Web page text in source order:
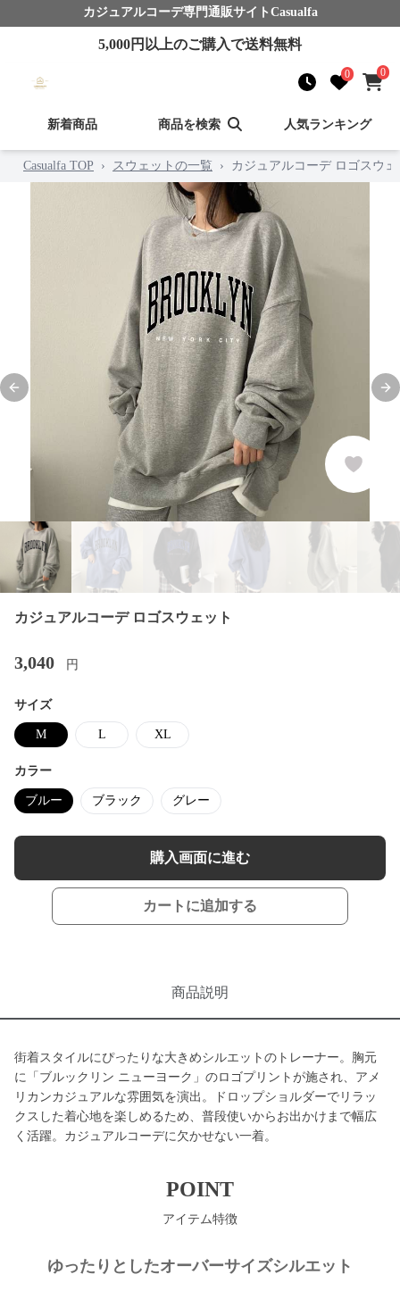
カジュアルコーデ専門通販サイト Casualfa
5,000円以上のご購入で送料無料
0 0
新着商品 商品を検索 人気ランキング
Casualfa TOP › スウェットの一覧 › カジュアルコーデ ロゴスウェ
Previous slide
カジュアルコーデ ロゴスウェット
3,040 円
サイズ
M L XL
カラー
ブルー ブラック グレー
購入画面に進む
カートに追加する
商品説明
街着スタイルにぴったりな大きめシルエットのトレーナー。胸元
に「ブルックリン ニューヨーク」のロゴプリントが施され、アメ
リカンカジュアルな雰囲気を演出。ドロップショルダーでリラッ
クスした着心地を楽しめるため、普段使いからお出かけまで幅広
く活躍。カジュアルコーデに欠かせない一着。
POINT
アイテム特徴
ゆったりとしたオーバーサイズシルエット